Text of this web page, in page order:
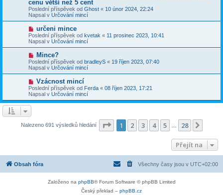
e
k
í
s
p
ě
v
e
k
v
ý
p
ř
s
p
ě
v
e
k
cenu větší než 5 cent
Poslední příspěvek od Ghost « 10 únor 2024, 22:24
Napsal v Určování mincí
N
o
v
ý
p
í
s
p
ě
v
e
k
určeni mince
Poslední příspěvek od kvetak « 11 prosinec 2023, 10:41
Napsal v Určování mincí
N
o
v
ý
p
í
s
p
k
Mince?
Poslední příspěvek od bradleyS « 19 říjen 2023, 07:40
Napsal v Určování mincí
N
o
v
ý
p
p
Vzácnost mincí
Poslední příspěvek od Ferda « 08 říjen 2023, 17:21
Napsal v Určování mincí
Nalezeno 691 výsledků hledání Stránka z 28
1 2 3 4 5 28
Přejít na
Obsah fóra Všechny časy jsou v UTC+02:00
Založeno na phpBB® Forum Software © phpBB Limited
Český překlad – phpBB.cz